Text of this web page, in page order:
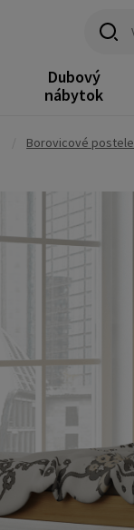
Dubový
nábytok
Borovicové postele